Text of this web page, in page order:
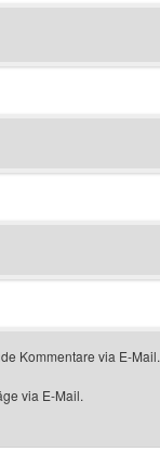
Kommentare via E-Mail.
via E-Mail.